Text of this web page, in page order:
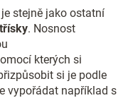
stejně jako ostatní
. Nosnost
kterých si
si je podle
vypořádat například s